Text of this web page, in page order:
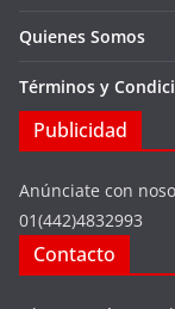
Quienes Somos
Términos y
Publicidad
Anúnciate con
01(442)4832993
Contacto